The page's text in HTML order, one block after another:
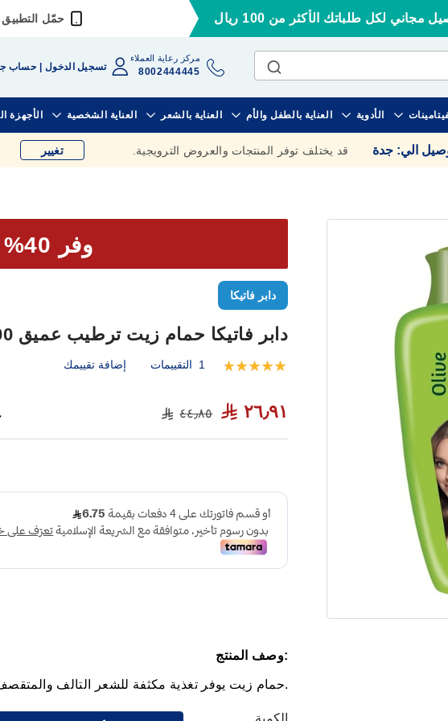
مجاني لكل طلباتك الأكثر من 100 ريال حمّل التطبيق
مركز رعاية العملاء
8002444445 تسجيل الدخول حساب
الأدوية العناية بالطفل والأم العناية بالشعر العناية الشخصية الأجهزة
الي: جدة قد يختلف توفر المنتجات والعروض الترويجية. تغيير
وفر 40%
دابر فاتيكا
دابر فاتيكا حمام زيت ترطيب عميق 1000جم
تقييم:
1 التقييمات إضافة تقييمك
٢٦٫٩١ ٤٤٫٨٥
:وصف المنتج
.حمام زيت يوفر تغذية مكثفة للشعر التالف
الكمية